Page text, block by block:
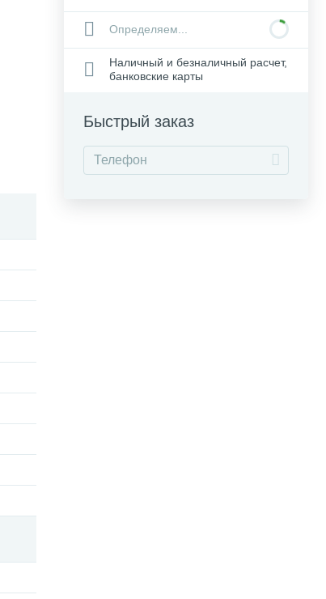
Определяем...
Наличный и безналичный расчет,
банковские карты
Быстрый заказ